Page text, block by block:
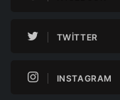
TWITTER
INSTAGRAM